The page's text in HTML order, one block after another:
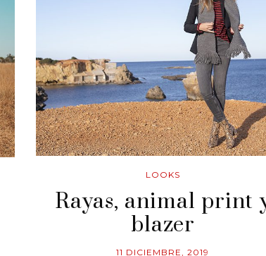
LOOKS
Rayas, animal print
blazer
11 DICIEMBRE, 2019